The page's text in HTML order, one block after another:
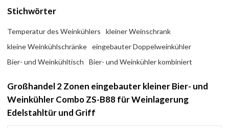
Stichwörter
Temperatur des Weinkühlers
kleiner Weinschrank
kleine Weinkühlschränke
eingebauter Doppelweinkühler
Bier- und Weinkühltisch
Bier- und Weinkühler kombiniert
Großhandel 2 Zonen eingebauter kleiner Bier- und
Weinkühler Combo ZS-B88 für Weinlagerung
Edelstahltür und Griff